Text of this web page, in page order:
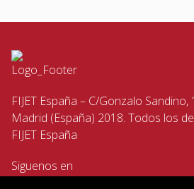
FIJET España – C/Gonzalo
Madrid (España) 2018. Todos los
FIJET España
Siguenos en